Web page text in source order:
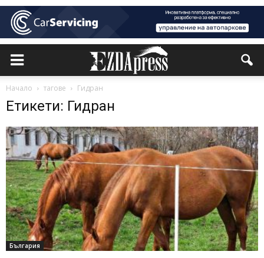
Начало тагове Гидран
Етикети: Гидран
България